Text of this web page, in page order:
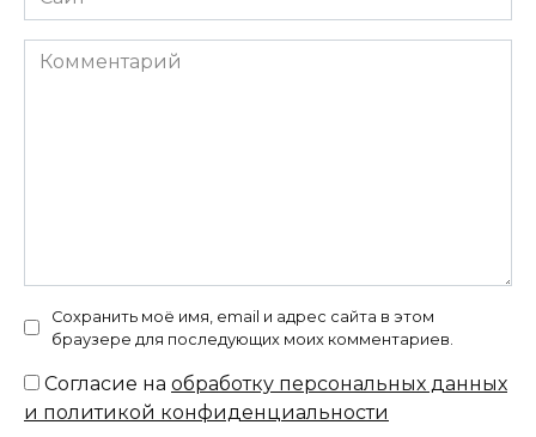
Комментарий
Сохранить моё имя, email и адрес сайта в этом
браузере для последующих моих комментариев.
Согласие на обработку персональных данных
и политикой конфиденциальности